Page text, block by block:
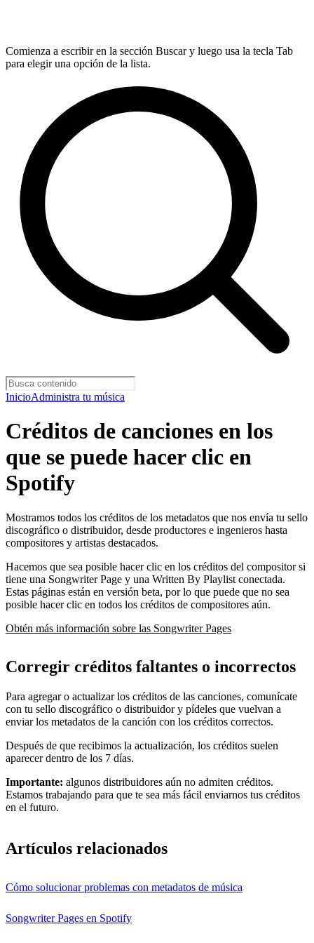
Comienza a escribir en la sección Buscar y luego usa la tecla Tab
para elegir una opción de la lista.
InicioAdministra tu música
Créditos de canciones en los
que se puede hacer clic en
Spotify
Mostramos todos los créditos de los metadatos que nos envía tu sello
discográfico o distribuidor, desde productores e ingenieros hasta
compositores y artistas destacados.
Hacemos que sea posible hacer clic en los créditos del compositor si
tiene una Songwriter Page y una Written By Playlist conectada.
Estas páginas están en versión beta, por lo que puede que no sea
posible hacer clic en todos los créditos de compositores aún.
Obtén más información sobre las Songwriter Pages
Corregir créditos faltantes o incorrectos
Para agregar o actualizar los créditos de las canciones, comunícate
con tu sello discográfico o distribuidor y pídeles que vuelvan a
enviar los metadatos de la canción con los créditos correctos.
Después de que recibimos la actualización, los créditos suelen
aparecer dentro de los 7 días.
Importante: algunos distribuidores aún no admiten créditos.
Estamos trabajando para que te sea más fácil enviarnos tus créditos
en el futuro.
Artículos relacionados
Cómo solucionar problemas con metadatos de música
Songwriter Pages en Spotify